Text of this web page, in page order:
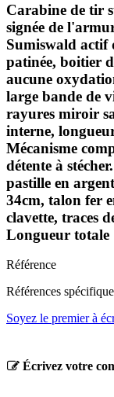
Carabine de tir
signée de
Sumiswald actif
patinée, boitier
aucune
large bande de
rayures miroir
interne,
Mécanisme
détente à
pastille en
34cm, talon fer
clavette, traces
Longueur totale
Référence
Références
Soyez le premier à
Écrivez votre